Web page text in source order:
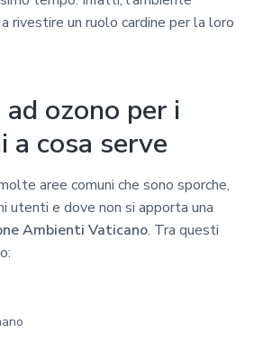
rivestire un ruolo cardine per la loro
ozono per i
a cosa serve
aree comuni che sono sporche,
utenti e dove non si apporta una
Ambienti Vaticano. Tra questi